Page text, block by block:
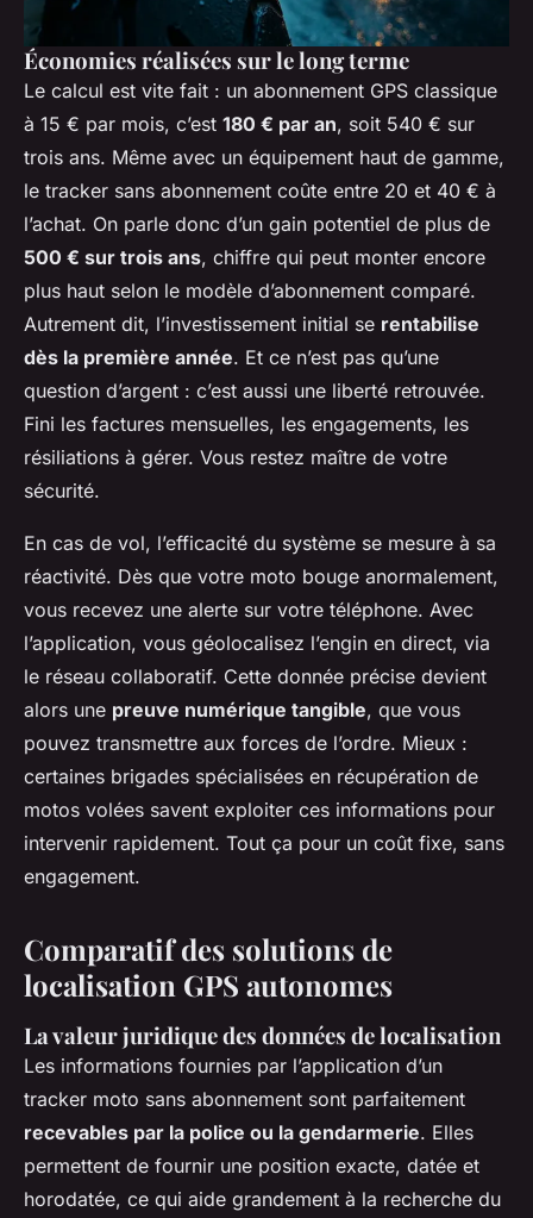
Économies réalisées sur le long terme
Le calcul est vite fait : un abonnement GPS classique
à 15 € par mois, c’est 180 € par an, soit 540 € sur
trois ans. Même avec un équipement haut de gamme,
le tracker sans abonnement coûte entre 20 et 40 € à
l’achat. On parle donc d’un gain potentiel de plus de
500 € sur trois ans, chiffre qui peut monter encore
plus haut selon le modèle d’abonnement comparé.
Autrement dit, l’investissement initial se rentabilise
dès la première année. Et ce n’est pas qu’une
question d’argent : c’est aussi une liberté retrouvée.
Fini les factures mensuelles, les engagements, les
résiliations à gérer. Vous restez maître de votre
sécurité.
En cas de vol, l’efficacité du système se mesure à sa
réactivité. Dès que votre moto bouge anormalement,
vous recevez une alerte sur votre téléphone. Avec
l’application, vous géolocalisez l’engin en direct, via
le réseau collaboratif. Cette donnée précise devient
alors une preuve numérique tangible, que vous
pouvez transmettre aux forces de l’ordre. Mieux :
certaines brigades spécialisées en récupération de
motos volées savent exploiter ces informations pour
intervenir rapidement. Tout ça pour un coût fixe, sans
engagement.
Comparatif des solutions de
localisation GPS autonomes
La valeur juridique des données de localisation
Les informations fournies par l’application d’un
tracker moto sans abonnement sont parfaitement
recevables par la police ou la gendarmerie. Elles
permettent de fournir une position exacte, datée et
horodatée, ce qui aide grandement à la recherche du